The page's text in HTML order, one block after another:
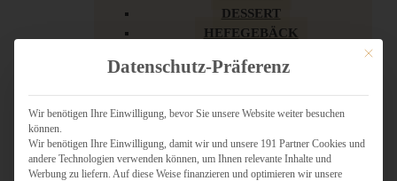
DESSERT
HEFEGEBÄCK
KUCHEN
LOW CARB & GESÜNDER
MY AMERICAN BAKERY
SCHOKOLADIGES
SÜSSES HAUPTGERICHT
Mit
Datenschutz-Präferenz
Wir benötigen Ihre Einwilligung, bevor Sie unsere Website weiter besuchen
können.
Wir benötigen Ihre Einwilligung, damit wir und unsere 191 Partner Cookies und
andere Technologien verwenden können, um Ihnen relevante Inhalte und
Werbung zu liefern. Auf diese Weise finanzieren und optimieren wir unsere